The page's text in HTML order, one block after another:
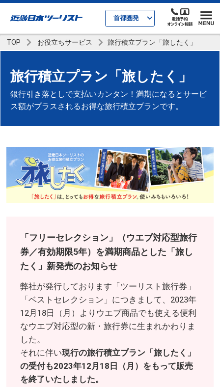
首都圏発
TOP お役立ちサービス 旅行積立プラン「旅したく」
旅行積立プラン「旅したく」
銀行引き落としで支払いカンタン！満期になるとサービ
ス額がプラスされるお得な旅行積立プランです。
「フリーセレクション」（ウエブ対応型旅行
券／有効期限5年）を満期商品とした「旅し
たく」新発売のお知らせ
弊社が発行しております「ツーリスト旅行券」
「ベストセレクション」につきまして、2023年
12月18日（月）よりウエブ商品でも使える便利
なウエブ対応型の新・旅行券に生まれかわりま
した。
それに伴い現行の旅行積立プラン「旅したく」
の受付も2023年12月18日（月）をもって販売
を終了いたしました。